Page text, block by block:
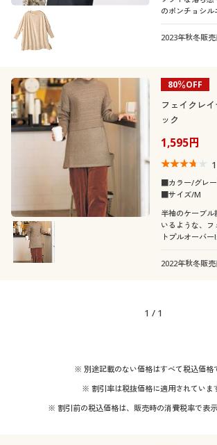
のポンチョシル
2023年秋冬販売
80％OFF
フェイクレ
ック
1,595円
■カラー/グレー
■サイズ/M
半袖のケーブル
いるような、フ
トプルオーバ
す!
2022年秋冬販
1 / 1
※ 別途記載のない価格はすべて税込価格
※ 割引率は税抜価格に適用されていま
※ 割引前の税込価格は、販売時の消費税率で表示